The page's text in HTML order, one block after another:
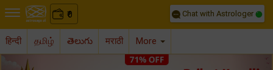
₹
0 Chat with Astrologer
हिन्दी தமிழ் తెలుగు मराठी More
Previous